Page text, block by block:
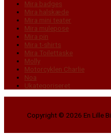
Mira badges
Mira halskæde
Mira mini teater
Mira mulepose
Mira pin
Mira t-shirts
Mira Toilettaske
Molly
Motorcyklen Charlie
Noa
Ukategoriseret
Copyright © 2026 En Lille